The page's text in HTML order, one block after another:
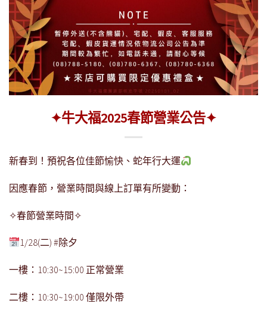
✦牛大福2025春節營業公告✦
新春到！預祝各位佳節愉快、蛇年行大運
因應春節，營業時間與線上訂單有所變動：
✧春節營業時間✧
1/28(二)#除夕
一樓： 10:30~15:00 正常營業
二樓： 10:30~19:00 僅限外帶